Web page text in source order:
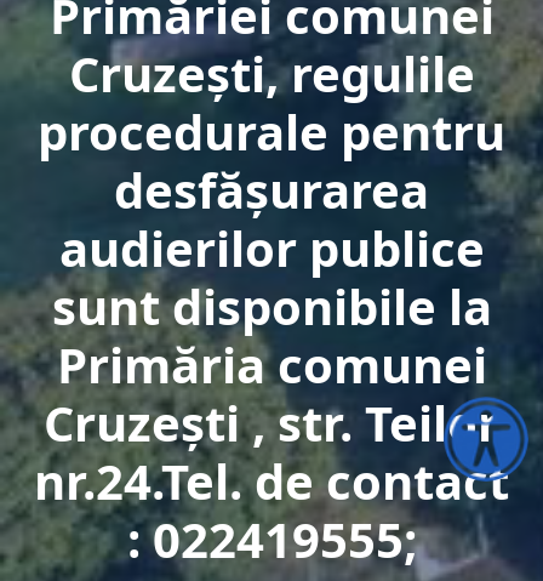
Primăriei comunei
Cruzeşti, regulile
procedurale pentru
desfăşurarea
audierilor publice
sunt disponibile la
Primăria comunei
Cruzeşti , str. Teilor
nr.24.Tel. de contact
: 022419555;